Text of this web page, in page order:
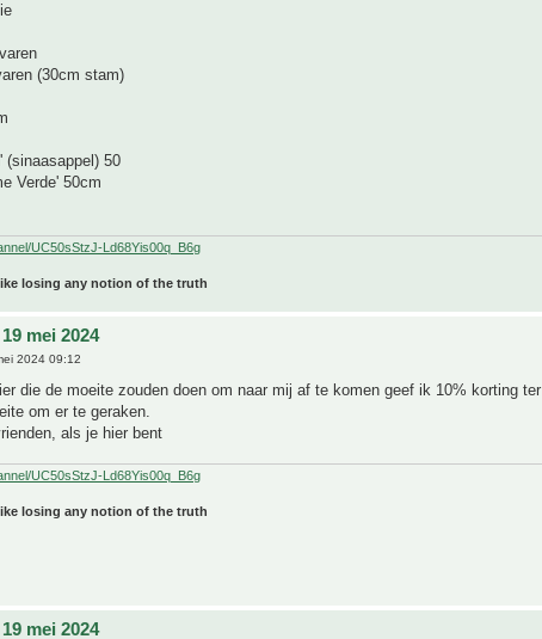
(30cm stam)
(sinaasappel) 50
Verde' 50cm
UC50sStzJ-Ld68Yis00q_B6g
losing any notion of the truth
mei 2024
2024 09:12
die de moeite zouden doen om naar mij af te komen geef ik 10% korting ter
om er te geraken.
als je hier bent
UC50sStzJ-Ld68Yis00q_B6g
losing any notion of the truth
mei 2024